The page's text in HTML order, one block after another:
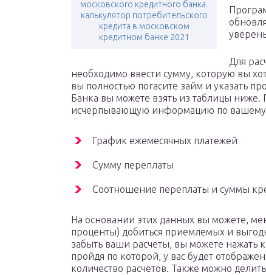
московского кредитного банка.
калькулятор потребительского
кредита в московском
кредитном банке 2021
Для
необходимо ввести сумму, которую вы
вы полностью погасите займ и указать
Банка вы можете взять из таблицы ниже.
исчерпывающую информацию по вашему
График ежемесячных платежей
Сумму переплаты
Соотношение переплаты и суммы
На основании этих данных вы можете,
проценты) добиться приемлемых и
забыть ваши расчеты, вы можете нажать
пройдя по которой, у вас будет
количество расчетов. Также можно